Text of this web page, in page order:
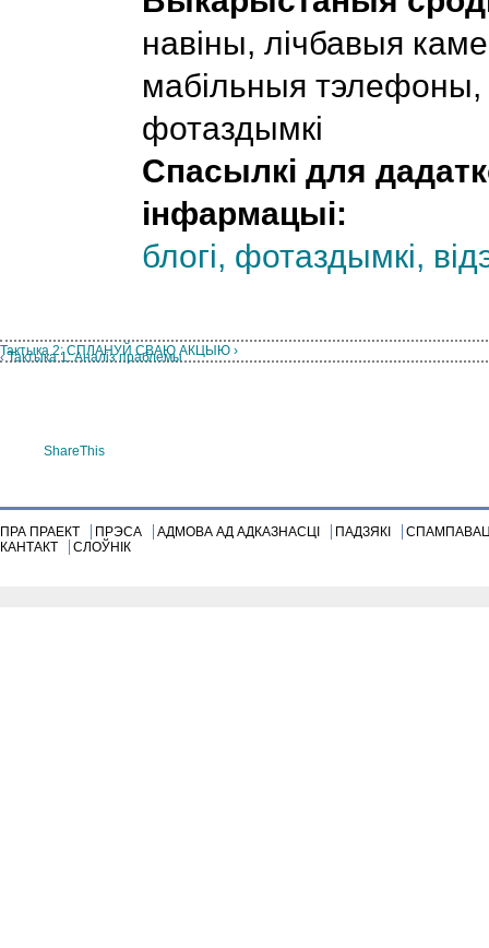
навіны, лічбавыя
мабільныя тэлефоны,
фотаздымкі
Спасылкі для
інфармацыі:
блогі, фотаздымкі,
‹ Тактыка 1: Аналіз праблемы
Тактыка 2: СПЛАНУЙ СВАЮ АКЦЫЮ ›
ShareThis
ПРА ПРАЕКТ ПРЭСА АДМОВА АД АДКАЗНАСЦІ ПАДЗЯКІ
КАНТАКТ
СЛОЎНІК